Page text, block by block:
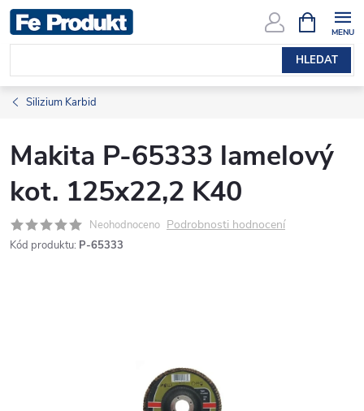
Přejít
na
obsah
HLEDAT
NÁKUPNÍ
KOŠÍK
Silizium Karbid
Makita P-65333 lamelový
kot. 125x22,2 K40
Neohodnoceno Podrobnosti hodnocení
Kód produktu: P-65333